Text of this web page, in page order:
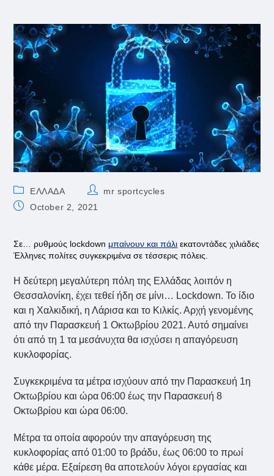
Post
category:
ΕΛΛΑΔΑ
Postmr sportcycles
PostOctober 2, 2021
Σε… ρυθμούς lockdown μπαίνουν και πάλι εκατοντάδες χιλιάδες
Έλληνες πολίτες συγκεκριμένα σε τέσσερις πόλεις.
Η δεύτερη μεγαλύτερη πόλη της Ελλάδας λοιπόν η
Θεσσαλονίκη, έχει τεθεί ήδη σε μίνι… Lockdown. Το ίδιο
και η Χαλκιδική, η Λάρισα και το Κιλκίς. Αρχή γενομένης
από την Παρασκευή 1 Οκτωβρίου 2021. Αυτό σημαίνει
ότι από τη 1 τα μεσάνυχτα θα ισχύσει η απαγόρευση
κυκλοφορίας.
Συγκεκριμένα τα μέτρα ισχύουν από την Παρασκευή 1η
Οκτωβρίου και ώρα 06:00 έως την Παρασκευή 8
Οκτωβρίου και ώρα 06:00.
Μέτρα τα οποία αφορούν την απαγόρευση της
κυκλοφορίας από 01:00 το βράδυ, έως 06:00 το πρωί
κάθε μέρα. Εξαίρεση θα αποτελούν λόγοι εργασίας και